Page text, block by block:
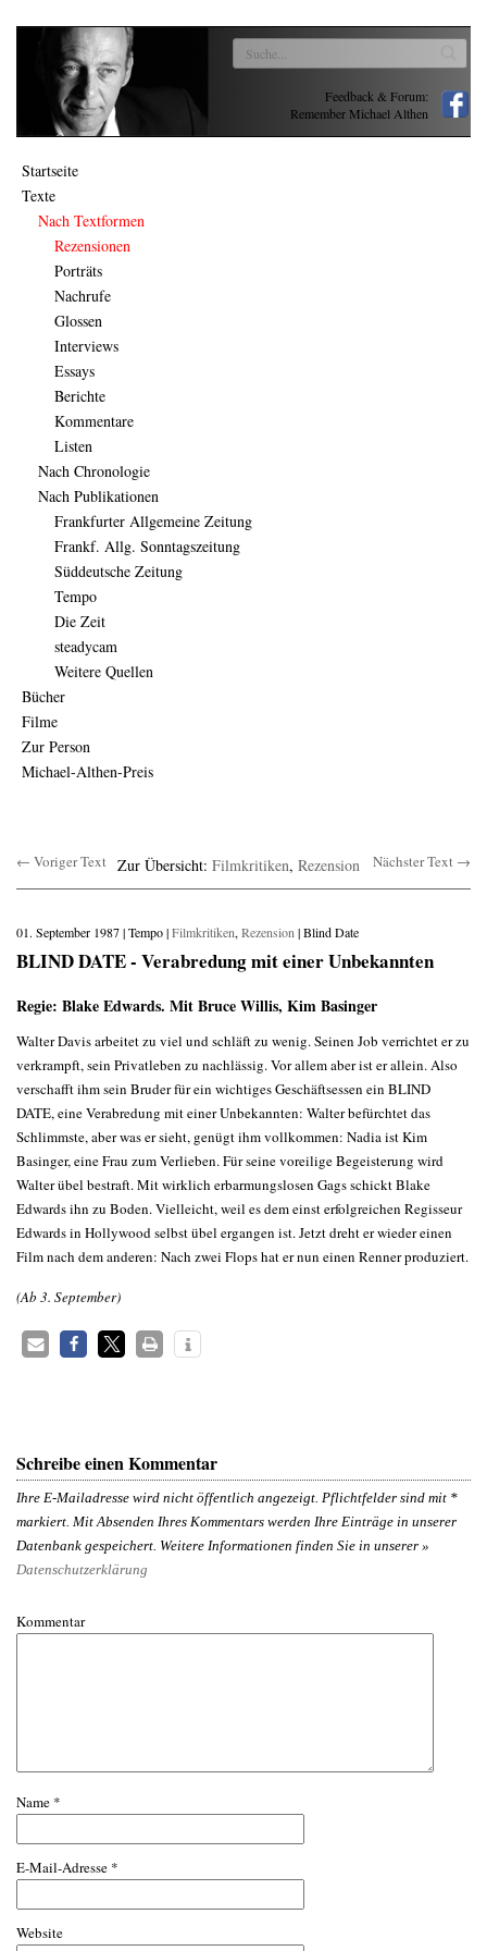
Feedback & Forum:
Remember Michael Althen
Startseite
Texte
Nach Textformen
Rezensionen
Porträts
Nachrufe
Glossen
Interviews
Essays
Berichte
Kommentare
Listen
Nach Chronologie
Nach Publikationen
Frankfurter Allgemeine Zeitung
Frankf. Allg. Sonntagszeitung
Süddeutsche Zeitung
Tempo
Die Zeit
steadycam
Weitere Quellen
Bücher
Filme
Zur Person
Michael-Althen-Preis
← Voriger Text Zur Übersicht: Filmkritiken, Rezension Nächster Text →
01. September 1987 | Tempo |Filmkritiken, Rezension | Blind Date
BLIND DATE - Verabredung mit einer Unbekannten
Regie: Blake Edwards. Mit Bruce Willis, Kim Basinger
Walter Davis arbeitet zu viel und schläft zu wenig. Seinen Job verrichtet er zu
verkrampft, sein Privatleben zu nachlässig. Vor allem aber ist er allein. Also
verschafft ihm sein Bruder für ein wichtiges Geschäftsessen ein BLIND
DATE, eine Verabredung mit einer Unbekannten: Walter befürchtet das
Schlimmste, aber was er sieht, genügt ihm vollkommen: Nadia ist Kim
Basinger, eine Frau zum Verlieben. Für seine voreilige Begeisterung wird
Walter übel bestraft. Mit wirklich erbarmungslosen Gags schickt Blake
Edwards ihn zu Boden. Vielleicht, weil es dem einst erfolgreichen Regisseur
Edwards in Hollywood selbst übel ergangen ist. Jetzt dreht er wieder einen
Film nach dem anderen: Nach zwei Flops hat er nun einen Renner produziert.
(Ab 3. September)
Schreibe einen Kommentar
Ihre E-Mailadresse wird nicht öffentlich angezeigt. Pflichtfelder sind mit *
markiert. Mit Absenden Ihres Kommentars werden Ihre Einträge in unserer
Datenbank gespeichert. Weitere Informationen finden Sie in unserer »
Datenschutzerklärung
Kommentar
Name *
E-Mail-Adresse *
Website